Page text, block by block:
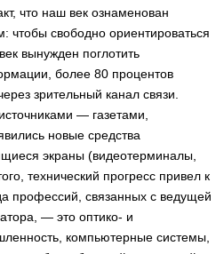
что наш век ознаменован
свободно ориентироваться
вынужден поглотить
более 80 процентов
зрительный канал связи.
— газетами,
новые средства
экраны (видеотерминалы,
технический прогресс привел к
профессий, связанных с ведущей
— это оптико- и
компьютерные системы,